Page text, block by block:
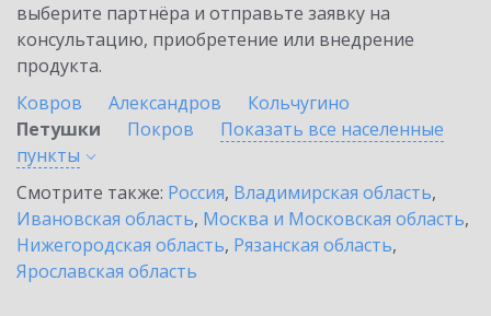
выберите партнёра и отправьте заявку на
консультацию, приобретение или внедрение
продукта.
Ковров
Александров
Кольчугино
Петушки
Покров
Показать все населенные
пункты
Смотрите также: Россия, Владимирская область,
Ивановская область, Москва и Московская область,
Нижегородская область, Рязанская область,
Ярославская область